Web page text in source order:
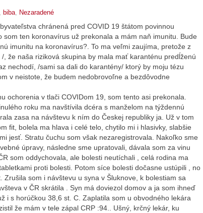
biba Nezaradené
chránená pred COVID 19 štátom povinnou
som ten koronavírus už prekonala a mám naň imunitu. Bude
imunitu na koronavírus?. To ma veľmi zaujíma, pretože z
že naša riziková skupina by mala mať karanténu predĺženú
nechodí, /sami sa dali do karantény/ ktorý by moju tézu
v neistote, že budem nedobrovoľne a bezdôvodne
ochorenia v tlači COVIDom 19, som tento asi prekonala.
roku ma navštívila dcéra s manželom na týždennú
zasa na návštevu k ním do Českej republiky ja. Už v tom
fit, bolela ma hlava i celé telo, chytilo mi i hlasivky, slabšie
jesť. Stratu čuchu som však nezaregistrovala. Nakoľko sme
úpravy, následne sme upratovali, dávala som za vinu
som oddychovala, ale bolesti neutíchali , celá rodina ma
proti bolesti. Potom síce bolesti dočasne ustúpili , no
Zrušila som i návštevu u syna v Šluknove, k bolestiam sa
v ČR skrátila . Syn má doviezol domov a ja som ihneď
i s horúčkou 38,6 st. C. Zaplatila som u obvodného lekára
že mám v tele zápal CRP :94.. Ušný, krčný lekár, ku